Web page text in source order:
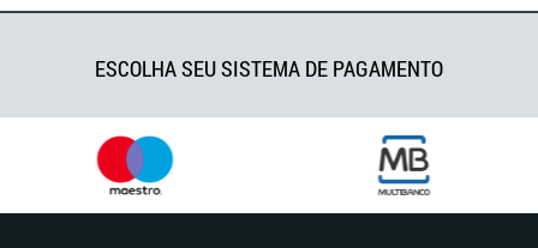
ESCOLHA SEU SISTEMA DE PAGAMENTO